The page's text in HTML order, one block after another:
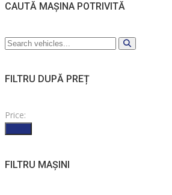
CAUTĂ MAȘINA POTRIVITĂ
FILTRU DUPĂ PREȚ
Price:
FILTRU MAȘINI